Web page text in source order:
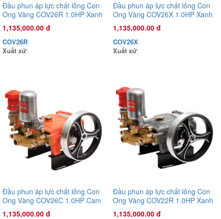
Đầu phun áp lực chất lỏng Con Ong Vàng COV26R 1.0HP Xanh
rêu
1,135,000.00 đ
COV26R
Xuất xứ :
Đầu phun áp lực chất lỏng Con
Ong Vàng COV26R 1.0HP Xanh
rêu
1,135,000.00 đ
COV26R
Xuất xứ:
Đầu phun áp lực chất lỏng Con
Ong Vàng COV26X 1.0HP Xanh
mờ
1,135,000.00 đ
COV26X
Xuất xứ:
Đầu phun áp lực chất lỏng Con
Ong Vàng COV26C 1.0HP Cam
1,135,000.00 đ
Đầu phun áp lực chất lỏng Con
Ong Vàng COV22R 1.0HP Xanh
rêu
1,135,000.00 đ